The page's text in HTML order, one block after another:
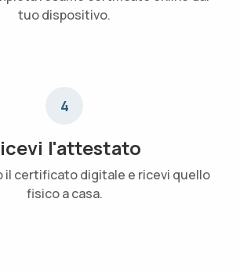
tuo dispositivo.
4
l'attestato
il certificato digitale e ricevi quello
fisico a casa.